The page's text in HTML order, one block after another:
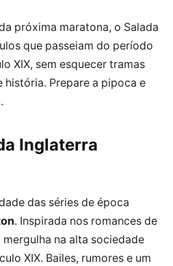
próxima maratona, o Salada
que passeiam do período
XIX, sem esquecer tramas
história. Prepare a pipoca e
Inglaterra
das séries de época
. Inspirada nos romances de
na alta sociedade
XIX. Bailes, rumores e um